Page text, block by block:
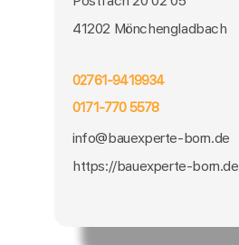
41202 Mönchengladbach
02761-9419934
0171-770 5578
info@bauexperte-born.de
https://bauexperte-born.de